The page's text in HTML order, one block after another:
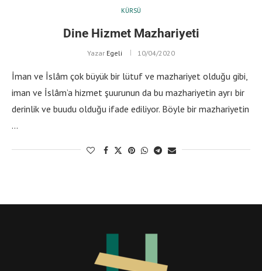
KÜRSÜ
Dine Hizmet Mazhariyeti
Yazar Egeli 10/04/2020
İman ve İslâm çok büyük bir lütuf ve mazhariyet olduğu gibi,
iman ve İslâm’a hizmet şuurunun da bu mazhariyetin ayrı bir
derinlik ve buudu olduğu ifade ediliyor. Böyle bir mazhariyetin
…